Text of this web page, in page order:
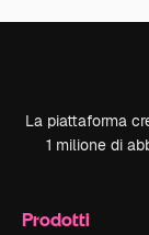
La piattaforma
1 milione di
Prodotti